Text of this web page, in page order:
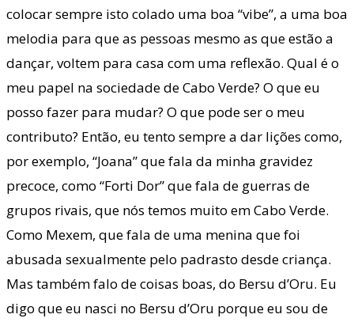
colocar sempre isto colado uma boa “vibe”, a uma boa
melodia para que as pessoas mesmo as que estão a
dançar, voltem para casa com uma reflexão. Qual é o
meu papel na sociedade de Cabo Verde? O que eu
posso fazer para mudar? O que pode ser o meu
contributo? Então, eu tento sempre a dar lições como,
por exemplo, “Joana” que fala da minha gravidez
precoce, como “Forti Dor” que fala de guerras de
grupos rivais, que nós temos muito em Cabo Verde.
Como Mexem, que fala de uma menina que foi
abusada sexualmente pelo padrasto desde criança.
Mas também falo de coisas boas, do Bersu d’Oru. Eu
digo que eu nasci no Bersu d’Oru porque eu sou de